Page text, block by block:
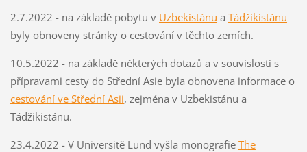
2.7.2022 - na základě pobytu v Uzbekistánu a Tádžikistánu
byly obnoveny stránky o cestování v těchto zemích.
10.5.2022 - na základě některých dotazů a v souvislosti s
přípravami cesty do Střední Asie byla obnovena informace o
cestování ve Střední Asii, zejména v Uzbekistánu a
Tádžikistánu.
23.4.2022 - V Universitě Lund vyšla monografie The